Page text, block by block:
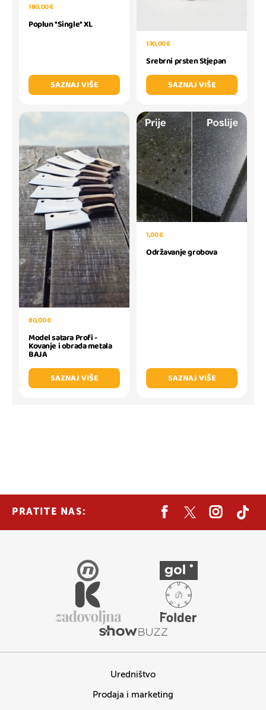
180,00 €
Poplun *Single* XL
SAZNAJ VIŠE
130,00 €
Srebrni prsten Stjepan
SAZNAJ VIŠE
80,00 €
Model satara Profi -
Kovanje i obrada metala
BAJA
SAZNAJ VIŠE
1,00 €
Održavanje grobova
SAZNAJ VIŠE
PRATITE NAS:
Uredništvo
Prodaja i marketing